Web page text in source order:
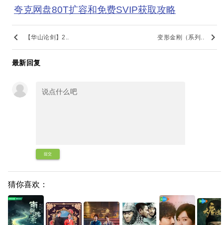
夸克网盘80T扩容和免费SVIP获取攻略
keyboard_arrow_left 【华山论剑】2.. 变形金刚（系列.. keyboard_arrow_right
最新回复
提交
猜你喜欢：